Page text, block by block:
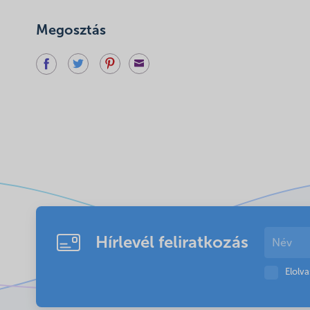
Megosztás
Hírlevél feliratkozás